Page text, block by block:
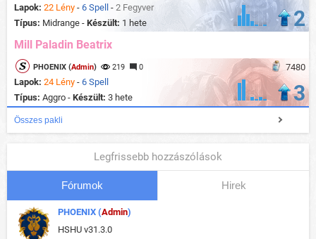
Lapok: 22 Lény - 6 Spell - 2 Fegyver
Típus: Midrange - Készült: 1 hete 2
Mill Paladin Beatrix
7480
PHOENIX (Admin) 219 0
Lapok: 24 Lény - 6 Spell
Típus: Aggro - Készült: 3 hete 3
Összes pakli
Legfrissebb hozzászólások
Fórumok Hirek
PHOENIX (Admin)
HSHU v31.3.0